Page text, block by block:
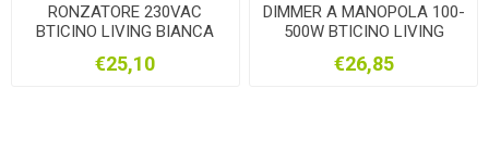
RONZATORE 230VAC
BTICINO LIVING BIANCA
€25,10
DIMMER A MANOPOLA 100-
500W BTICINO LIVING
€26,85